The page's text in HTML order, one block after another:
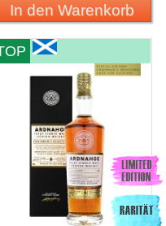
In den Warenkorb